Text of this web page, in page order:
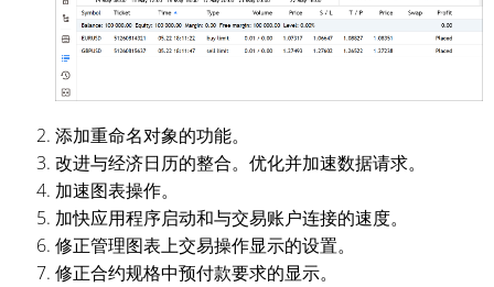
添加重命名对象的功能。
改进与经济日历的整合。优化并加速数据请求。
加速图表操作。
加快应用程序启动和与交易账户连接的速度。
修正管理图表上交易操作显示的设置。
修正合约规格中预付款要求的显示。